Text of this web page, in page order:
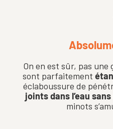
On en est sûr, pas une
sont parfaitement
éclaboussure de
joints dans l’eau
minots